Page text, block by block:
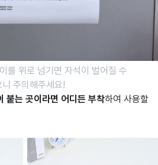
를 위로 넘기면 자석이 벌어질 수
니 주의해주세요!
붙는 곳이라면 어디든 부착하여 사용할